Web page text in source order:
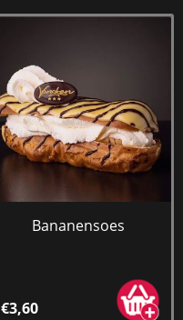
Bananensoes
€3,60